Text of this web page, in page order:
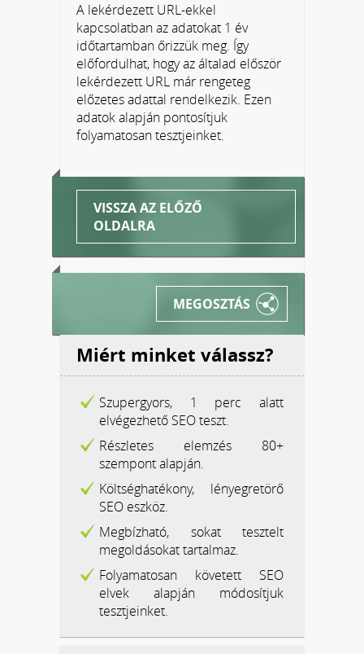
A lekérdezett URL-ekkel
kapcsolatban az adatokat 1 év
időtartamban őrizzük meg. Így
előfordulhat, hogy az általad először
lekérdezett URL már rengeteg
előzetes adattal rendelkezik. Ezen
adatok alapján pontosítjuk
folyamatosan tesztjeinket.
VISSZA AZ ELŐZŐ
OLDALRA
MEGOSZTÁS
Miért minket válassz?
Szupergyors, 1 perc alatt
elvégezhető SEO teszt.
Részletes elemzés 80+
szempont alapján.
Költséghatékony, lényegretörő
SEO eszköz.
Megbízható, sokat tesztelt
megoldásokat tartalmaz.
Folyamatosan követett SEO
elvek alapján módosítjuk
tesztjeinket.